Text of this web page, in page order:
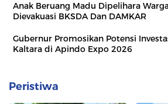
Anak Beruang Madu Dipelihara
Dievakuasi BKSDA Dan DAMKAR
Gubernur Promosikan Potensi
Kaltara di Apindo Expo 2026
Peristiwa